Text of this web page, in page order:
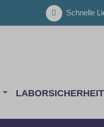
Schnelle
LABORSICHERHEIT